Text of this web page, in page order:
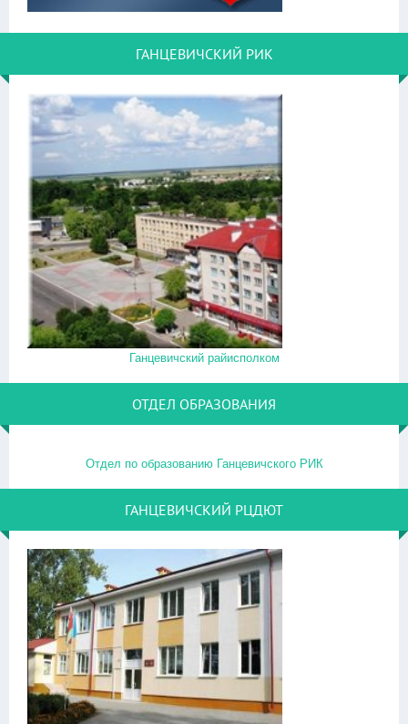
ГАНЦЕВИЧСКИЙ РИК
Ганцевичский райисполком
ОТДЕЛ ОБРАЗОВАНИЯ
Отдел по образованию Ганцевичского РИК
ГАНЦЕВИЧСКИЙ РЦДЮТ